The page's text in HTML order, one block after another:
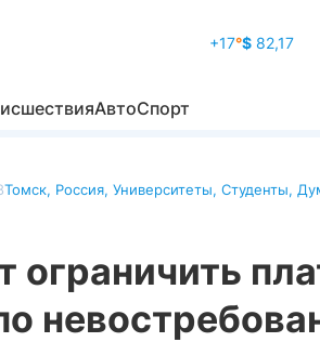
+17°$82,17
АвтоСпорт
Томск, Россия, Университеты, Студенты,
ограничить